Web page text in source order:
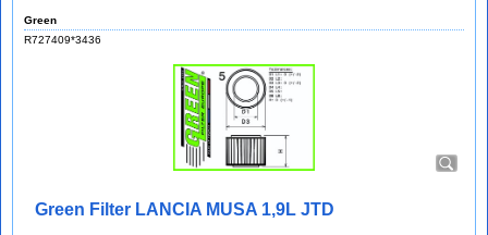
Green
R727409*3436
Green Filter LANCIA MUSA 1,9L JTD